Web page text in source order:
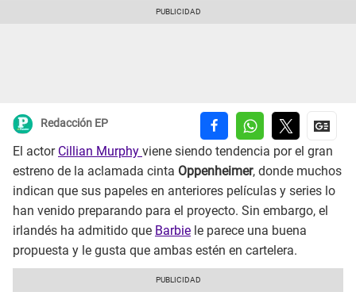
Redacción EP
El actor Cillian Murphy viene siendo tendencia por el gran
estreno de la aclamada cinta Oppenheimer, donde muchos
indican que sus papeles en anteriores películas y series lo
han venido preparando para el proyecto. Sin embargo, el
irlandés ha admitido que Barbie le parece una buena
propuesta y le gusta que ambas estén en cartelera.